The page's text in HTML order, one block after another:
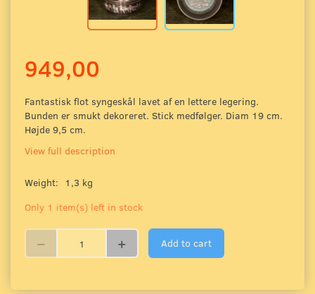
949,00
Fantastisk flot syngeskål lavet af en lettere legering.
Bunden er smukt dekoreret. Stick medfølger. Diam 19 cm.
Højde 9,5 cm.
View full description
Weight:
1,3 kg
Only 1 item(s) left in stock
Add to cart